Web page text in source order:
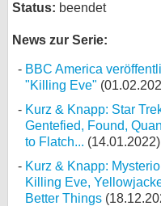
Status: beendet
News zur Serie:
BBC America
"Killing Eve"
Kurz & Knapp: Star
Gentefied, Found,
to Flatch... (14.01.2022)
Kurz & Knapp:
Killing Eve,
Better Things